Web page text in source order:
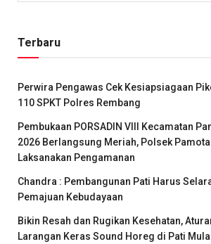
Terbaru
Perwira Pengawas Cek Kesiapsiagaan
110 SPKT Polres Rembang
Pembukaan PORSADIN VIII Kecamatan
2026 Berlangsung Meriah, Polsek
Laksanakan Pengamanan
Chandra : Pembangunan Pati Harus
Pemajuan Kebudayaan
Bikin Resah dan Rugikan Kesehatan,
Larangan Keras Sound Horeg di Pati